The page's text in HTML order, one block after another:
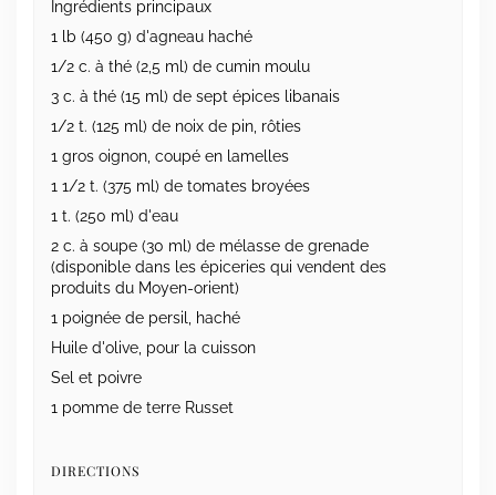
Ingrédients principaux
1 lb (450 g) d'agneau haché
1/2 c. à thé (2,5 ml) de cumin moulu
3 c. à thé (15 ml) de sept épices libanais
1/2 t. (125 ml) de noix de pin, rôties
1 gros oignon, coupé en lamelles
1 1/2 t. (375 ml) de tomates broyées
1 t. (250 ml) d'eau
2 c. à soupe (30 ml) de mélasse de grenade
(disponible dans les épiceries qui vendent des
produits du Moyen-orient)
1 poignée de persil, haché
Huile d'olive, pour la cuisson
Sel et poivre
1 pomme de terre Russet
DIRECTIONS